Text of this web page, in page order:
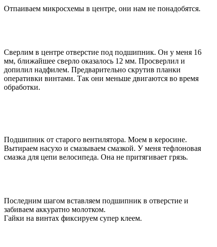
Отпаиваем микросхемы в центре, они нам не понадобятся.
Сверлим в центре отверстие под подшипник. Он у меня 16
мм, ближайшее сверло оказалось 12 мм. Просверлил и
допилил надфилем. Предварительно скрутив планки
оперативки винтами. Так они меньше двигаются во время
обработки.
Подшипник от старого вентилятора. Моем в керосине.
Вытираем насухо и смазываем смазкой. У меня тефлоновая
смазка для цепи велосипеда. Она не притягивает грязь.
Последним шагом вставляем подшипник в отверстие и
забиваем аккуратно молотком.
Гайки на винтах фиксируем супер клеем.